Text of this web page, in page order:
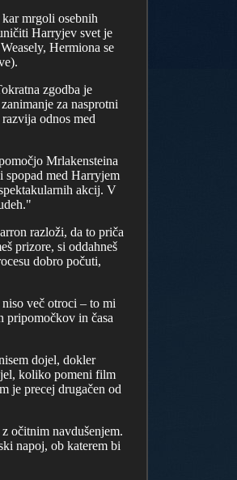
mrgoli osebnih
Harryjev svet je
Hermiona se
zgodba je
za nasprotni
odnos med
Mrlakensteina
spopad med Harryjem
akcij. V
razloži, da to priča
prizore, si oddahneš
dobro počuti,
več otroci – to mi
pripomočkov in časa
dojel, dokler
koliko pomeni film
je precej drugačen od
očitnim navdušenjem.
napoj, ob katerem bi